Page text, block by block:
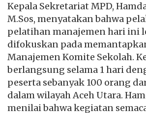
Kepala Sekretariat MPD,
M.Sos, menyatakan bahwa
pelatihan manajemen hari ini
difokuskan pada
Manajemen Komite Sekolah.
berlangsung selama 1 hari
peserta sebanyak 100 orang
dalam wilayah Aceh Utara.
menilai bahwa kegiatan